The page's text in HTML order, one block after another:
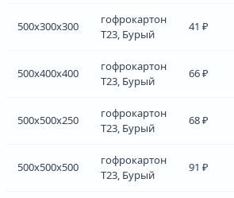
500x300x300
гофрокартон
Т23, Бурый
41 ₽
500x400x400
гофрокартон
Т23, Бурый
66 ₽
500x500x250
гофрокартон
Т23, Бурый
68 ₽
500x500x500
гофрокартон
Т23, Бурый
91 ₽